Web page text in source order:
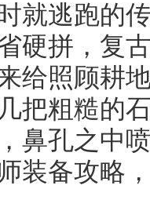
就逃跑的
硬拼，复
给照顾耕
把粗糙的
鼻孔之中
装备攻略